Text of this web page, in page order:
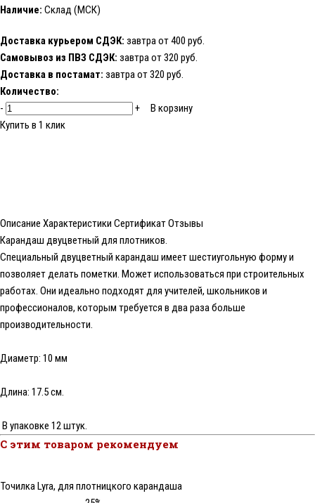
Наличие: Склад (МСК)
Доставка курьером СДЭК: завтра от 400 руб.
Самовывоз из ПВЗ СДЭК: завтра от 320 руб.
Доставка в постамат: завтра от 320 руб.
Количество:
-
+
В корзину
Купить в 1 клик
Описание Характеристики СертификатОтзывы
Карандаш двуцветный для плотников.
Специальный двуцветный карандаш имеет шестиугольную форму и
позволяет делать пометки. Может использоваться при строительных
работах. Они идеально подходят для учителей, школьников и
профессионалов, которым требуется в два раза больше
производительности.
Диаметр: 10 мм
Длина: 17.5 см.
В упаковке 12 штук.
С этим товаром рекомендуем
Точилка Lyra, для плотницкого карандаша